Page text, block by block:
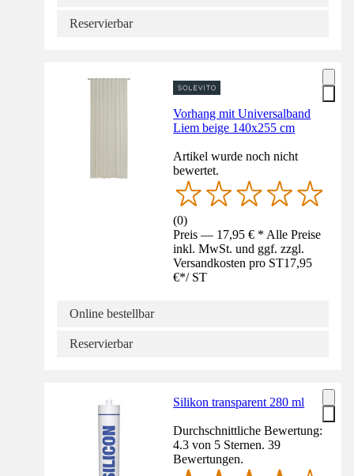
Reservierbar
Vorhang mit Universalband
Liem beige 140x255 cm
Artikel wurde noch nicht
bewertet.
(0)
Preis — 17,95 € * Alle Preise
inkl. MwSt. und ggf. zzgl.
Versandkosten pro ST17,95
€*/ ST
Online bestellbar
Reservierbar
Silikon transparent 280 ml
Durchschnittliche Bewertung:
4.3 von 5 Sternen. 39
Bewertungen.